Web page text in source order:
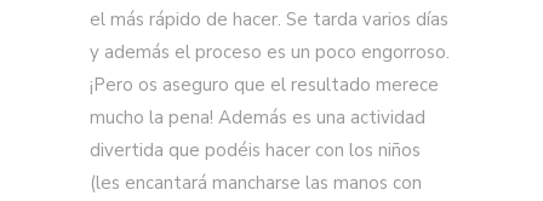
el más rápido de hacer. Se tarda varios días
y además el proceso es un poco engorroso.
¡Pero os aseguro que el resultado merece
mucho la pena! Además es una actividad
divertida que podéis hacer con los niños
(les encantará mancharse las manos con